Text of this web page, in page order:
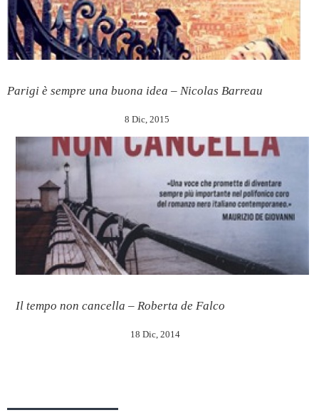
Parigi è sempre una buona idea – Nicolas Barreau
8 Dic, 2015
Il tempo non cancella – Roberta de Falco
18 Dic, 2014